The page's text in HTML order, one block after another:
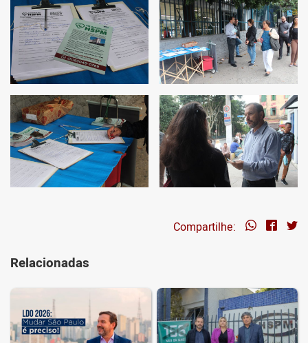
Compartilhe:
Relacionadas